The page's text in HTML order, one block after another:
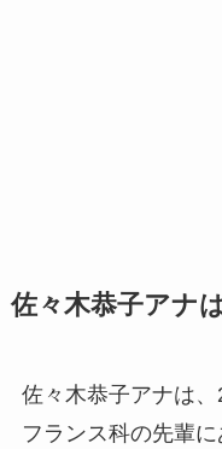
佐々木恭子アナ
佐々木恭子アナは
フランス科の先輩に